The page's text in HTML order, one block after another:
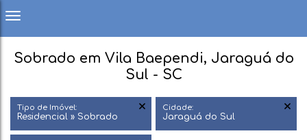
Sobrado em Vila Baependi, Jaraguá do
Sul - SC
Tipo de Imóvel:
Residencial » Sobrado
Cidade:
Jaraguá do Sul